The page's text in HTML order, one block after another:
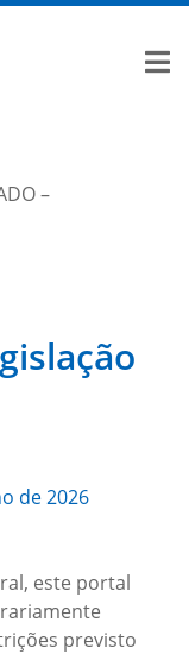
–
de 2026
este portal
previsto